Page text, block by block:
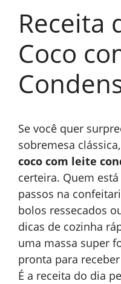
Receita
Coco
Se você quer
sobremesa
coco com leite
certeira. Quem
passos na
bolos ressecados
dicas de cozinha
uma massa super
pronta para
É a receita do dia